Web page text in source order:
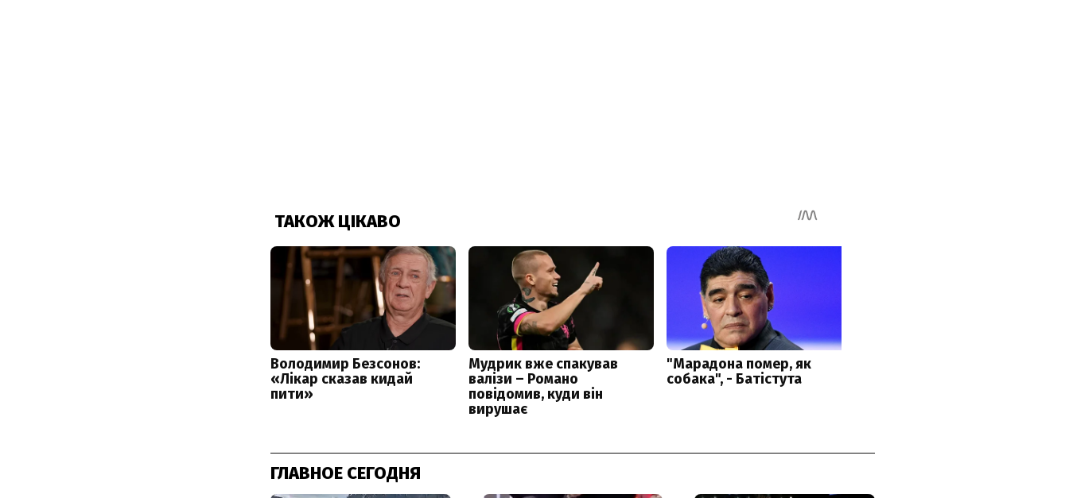
ГЛАВНОЕ СЕГОДНЯ